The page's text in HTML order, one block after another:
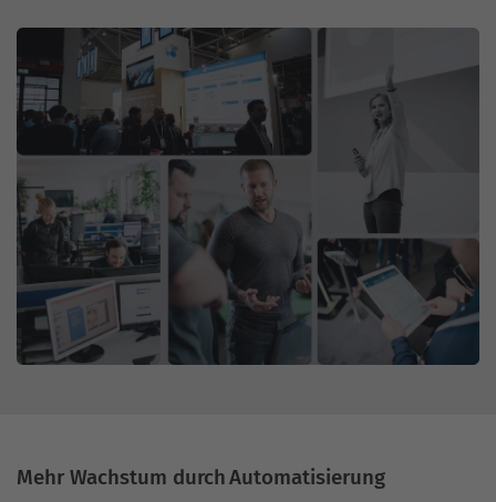
Mehr Wachstum durch Automatisierung